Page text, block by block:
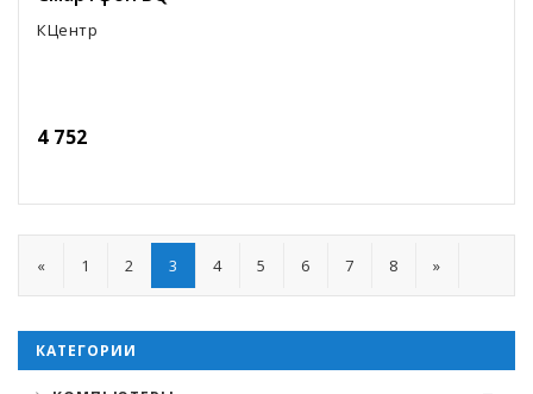
КЦентр
4 752
« 1 2 3 4 5 6 7 8 »
КАТЕГОРИИ